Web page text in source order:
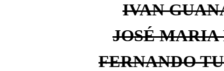
IVAN
JOSÉ
FERNANDO